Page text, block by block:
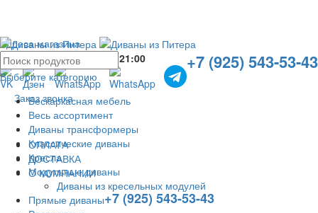
Адреса магазина
+7 (925) 543-53-43
Без выходных с10:00 21:00
Заказ звонка
ОПЛАТА
ДОСТАВКА
О КОМПАНИИ
+7 (925) 543-53-43
Выберите категорию
Бескаркасная мебель
Весь ассортимент
Диваны трансформеры
Классические диваны
Кресла
Модульные диваны
Диваны из кресельных модулей
Прямые диваны